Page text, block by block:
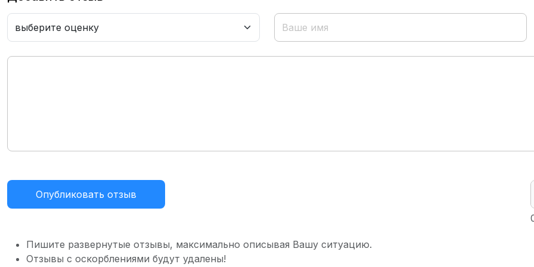
Опубликовать отзыв
Пишите развернутые отзывы, максимально описывая Вашу ситуацию.
Отзывы с оскорблениями будут удалены!